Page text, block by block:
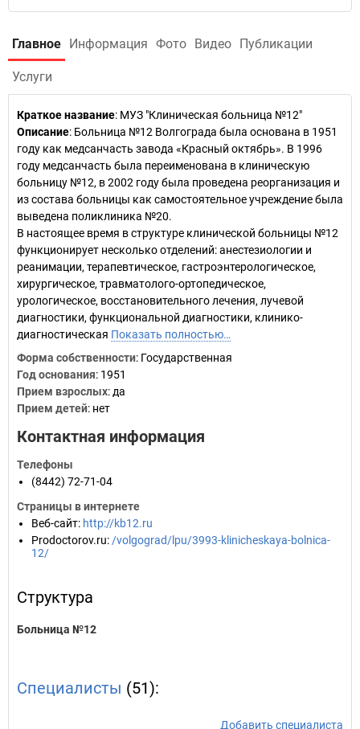
Главное Информация Фото Видео Публикации
Услуги
Краткое название: МУЗ "Клиническая больница №12"
Описание: Больница №12 Волгограда была основана в 1951
году как медсанчасть завода «Красный октябрь». В 1996
году медсанчасть была переименована в клиническую
больницу №12, в 2002 году была проведена реорганизация и
из состава больницы как самостоятельное учреждение была
выведена поликлиника №20.
В настоящее время в структуре клинической больницы №12
функционирует несколько отделений: анестезиологии и
реанимации, терапевтическое, гастроэнтерологическое,
хирургическое, травматолого-ортопедическое,
урологическое, восстановительного лечения, лучевой
диагностики, функциональной диагностики, клинико-
диагностическая Показать полностью…
Форма собственности: Государственная
Год основания: 1951
Прием взрослых: да
Прием детей: нет
Контактная информация
Телефоны
(8442) 72-71-04
Страницы в интернете
Веб-сайт: http://kb12.ru
Prodoctorov.ru: /volgograd/lpu/3993-klinicheskaya-bolnica-
12/
Структура
Больница №12
Специалисты (51):
Добавить специалиста